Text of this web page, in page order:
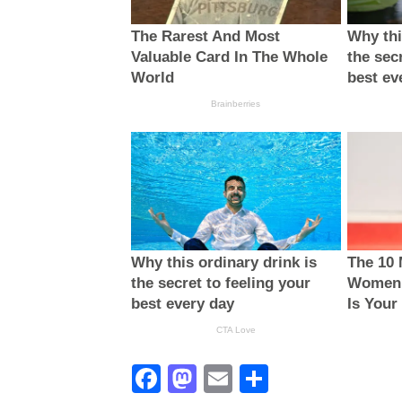
Facebook
Mastodon
Email